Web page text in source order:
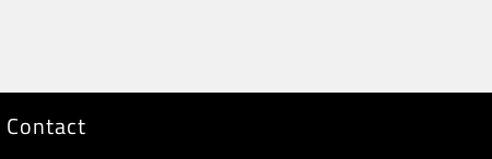
Contact